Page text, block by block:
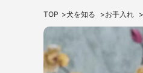
TOP 犬を知る お手入れ